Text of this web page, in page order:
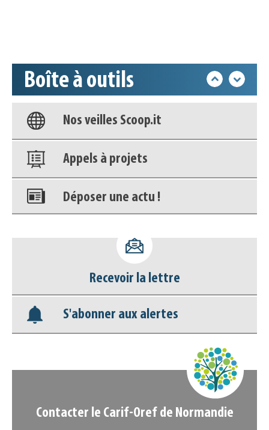
Boîte à outils
Base documentaire
Nos veilles Scoop.it
Appels à projets
Déposer une actu !
déconnecter)
Base documentaire
Nos veilles Scoop.it
Recevoir la lettre
S'abonner aux alertes
Contacter le Carif-Oref de Normandie